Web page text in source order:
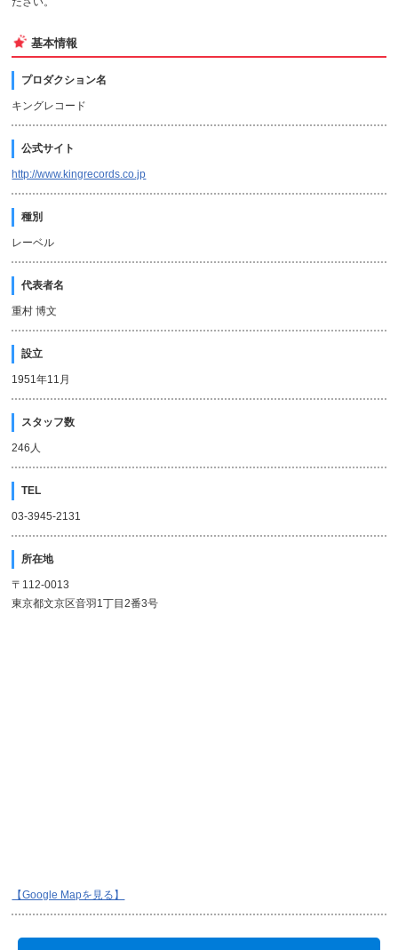
基本情報
プロダクション名
キングレコード
公式サイト
http://www.kingrecords.co.jp
種別
レーベル
代表者名
重村 博文
設立
1951年11月
スタッフ数
246人
TEL
03-3945-2131
所在地
〒112-0013
東京都文京区音羽1丁目2番3号
【Google Mapを見る】